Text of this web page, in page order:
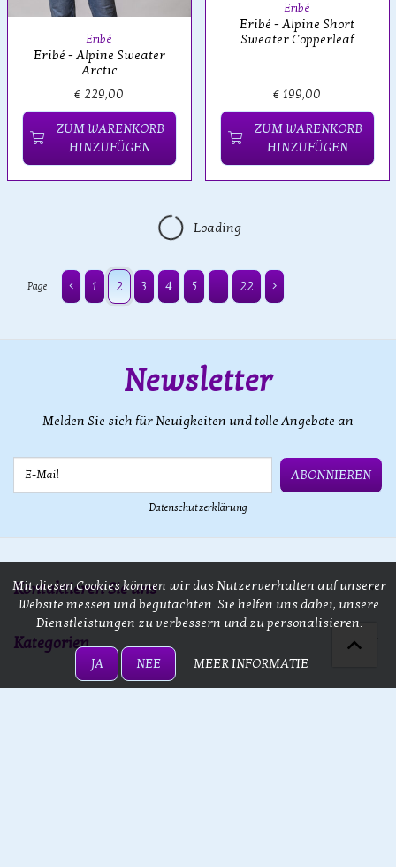
Eribé
Eribé - Alpine Sweater
Arctic
€ 229,00
ZUM WARENKORB
HINZUFÜGEN
Eribé
Eribé - Alpine Short
Sweater Copperleaf
€ 199,00
ZUM WARENKORB
HINZUFÜGEN
Loading
Page 1 2 3 4 5 .. 22
Newsletter
Melden Sie sich für Neuigkeiten und tolle Angebote an
ABONNIEREN
Datenschutzerklärung
Kontaktieren Sie uns
Kategorien
Mit diesen Cookies können wir das Nutzerverhalten auf unserer
Website messen und begutachten. Sie helfen uns dabei, unsere
Dienstleistungen zu verbessern und zu personalisieren.
JA NEE MEER INFORMATIE